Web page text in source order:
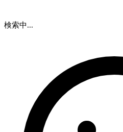
検索中...